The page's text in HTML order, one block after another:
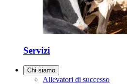
Servizi
Chi siamo
Allevatori di successo